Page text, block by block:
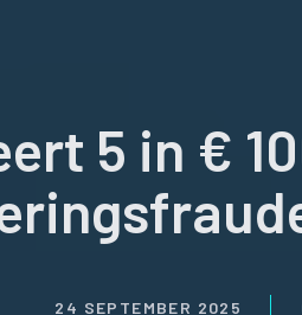
5 in €
24 SEPTEMBER 2025